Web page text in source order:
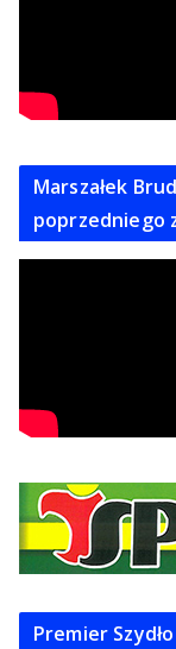
Marszałek
poprzedniego
Premier